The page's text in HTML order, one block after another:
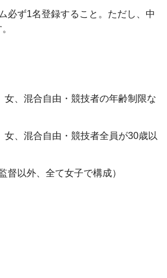
必ず1名登録すること。ただし、中
女、混合自由・競技者の年齢制限な
女、混合自由・競技者全員が30歳以
督以外、全て女子で構成）